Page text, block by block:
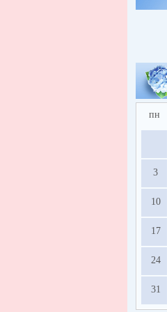
пн
3
10
17
24
31